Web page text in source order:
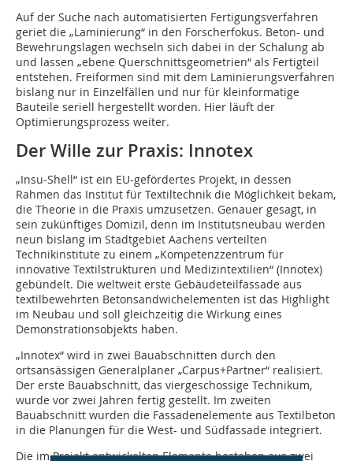
Auf der Suche nach automatisierten Fertigungsverfahren
geriet die „Laminierung“ in den Forscherfokus. Beton- und
Bewehrungslagen wechseln sich dabei in der Schalung ab
und lassen „ebene Querschnittsgeometrien“ als Fertigteil
entstehen. Freiformen sind mit dem Laminierungsverfahren
bislang nur in Einzelfällen und nur für kleinformatige
Bauteile seriell hergestellt worden. Hier läuft der
Optimierungsprozess weiter.
Der Wille zur Praxis: Innotex
„Insu-Shell“ ist ein EU-gefördertes Projekt, in dessen
Rahmen das Institut für Textiltechnik die Möglichkeit bekam,
die Theorie in die Praxis umzusetzen. Genauer gesagt, in
sein zukünftiges Domizil, denn im Institutsneubau werden
neun bislang im Stadtgebiet Aachens verteilten
Technikinstitute zu einem „Kompetenzzentrum für
innovative Textilstrukturen und Medizintextilien“ (Innotex)
gebündelt. Die weltweit erste Gebäudeteilfassade aus
textilbewehrten Betonsandwichelementen ist das Highlight
im Neubau und soll gleichzeitig die Wirkung eines
Demonstrationsobjekts haben.
„Innotex“ wird in zwei Bauabschnitten durch den
ortsansässigen Generalplaner „Carpus+Partner“ realisiert.
Der erste Bauabschnitt, das viergeschossige Technikum,
wurde vor zwei Jahren fertig gestellt. Im zweiten
Bauabschnitt wurden die Fassadenelemente aus Textilbeton
in die Planungen für die West- und Südfassade integriert.
Die im Projekt entwickelten Elemente bestehen aus zwei